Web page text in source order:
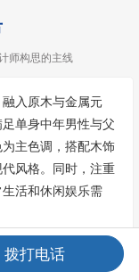
师构思的主线
入原木与金属元
单身中年男性与父
主色调，搭配木饰
风格。同时，注重
活和休闲娱乐需
咨询
拨打电话